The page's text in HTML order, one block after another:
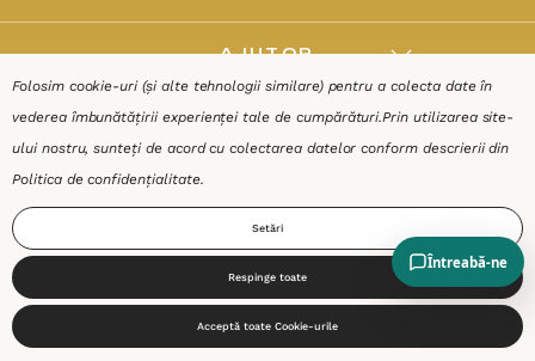
AJUTOR
DESPRE
Start Produse
Coș
Caută Cont
Folosim cookie-uri (și alte tehnologii similare) pentru a colecta date în
vederea îmbunătățirii experienței tale de cumpărături.Prin utilizarea site-
ului nostru, sunteți de acord cu colectarea datelor conform descrierii din
Politica de confidențialitate.
Setări
Respinge toate
Acceptă toate Cookie-urile